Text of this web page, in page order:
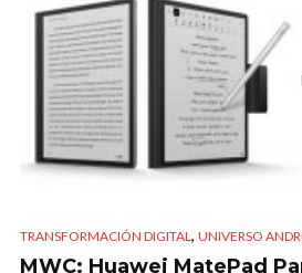
TRANSFORMACIÓN DIGITAL, UNIVERSO
MWC: Huawei MatePad